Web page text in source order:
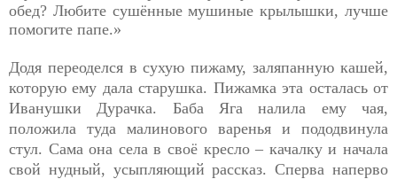
обед? Любите сушённые мушиные крылышки, лучше
помогите папе.»
Додя переоделся в сухую пижаму, заляпанную кашей,
которую ему дала старушка. Пижамка эта осталась от
Иванушки Дурачка. Баба Яга налила ему чая,
положила туда малинового варенья и пододвинула
стул. Сама она села в своё кресло – качалку и начала
свой нудный, усыпляющий рассказ. Сперва наперво